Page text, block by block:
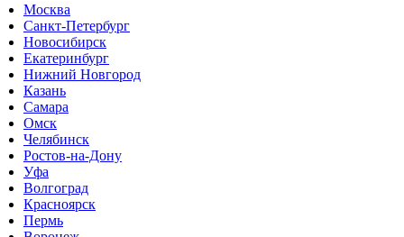
Москва
Санкт-Петербург
Новосибирск
Екатеринбург
Нижний Новгород
Казань
Самара
Омск
Челябинск
Ростов-на-Дону
Уфа
Волгоград
Красноярск
Пермь